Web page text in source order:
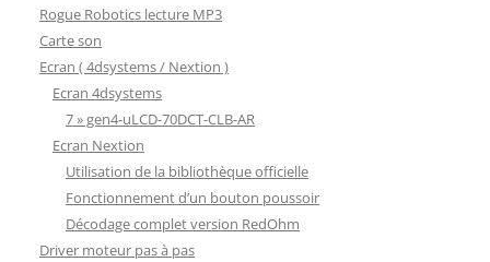
Rogue Robotics lecture MP3
Carte son
Ecran ( 4dsystems / Nextion )
Ecran 4dsystems
7 » gen4-uLCD-70DCT-CLB-AR
Ecran Nextion
Utilisation de la bibliothèque officielle
Fonctionnement d’un bouton poussoir
Décodage complet version RedOhm
Driver moteur pas à pas